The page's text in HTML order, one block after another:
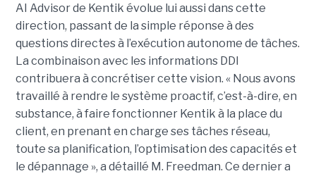
AI Advisor de Kentik évolue lui aussi dans cette
direction, passant de la simple réponse à des
questions directes à l’exécution autonome de tâches.
La combinaison avec les informations DDI
contribuera à concrétiser cette vision. « Nous avons
travaillé à rendre le système proactif, c’est-à-dire, en
substance, à faire fonctionner Kentik à la place du
client, en prenant en charge ses tâches réseau,
toute sa planification, l’optimisation des capacités et
le dépannage », a détaillé M. Freedman. Ce dernier a